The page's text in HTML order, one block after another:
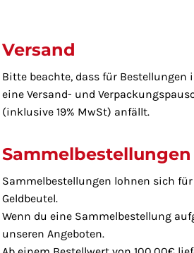
Versand
Bitte beachte, dass für
eine Versand- und
(inklusive 19% MwSt) anfällt.
Sammelbestellungen
Sammelbestellungen lohnen sich
Geldbeutel.
Wenn du eine Sammelbestellung
unseren Angeboten.